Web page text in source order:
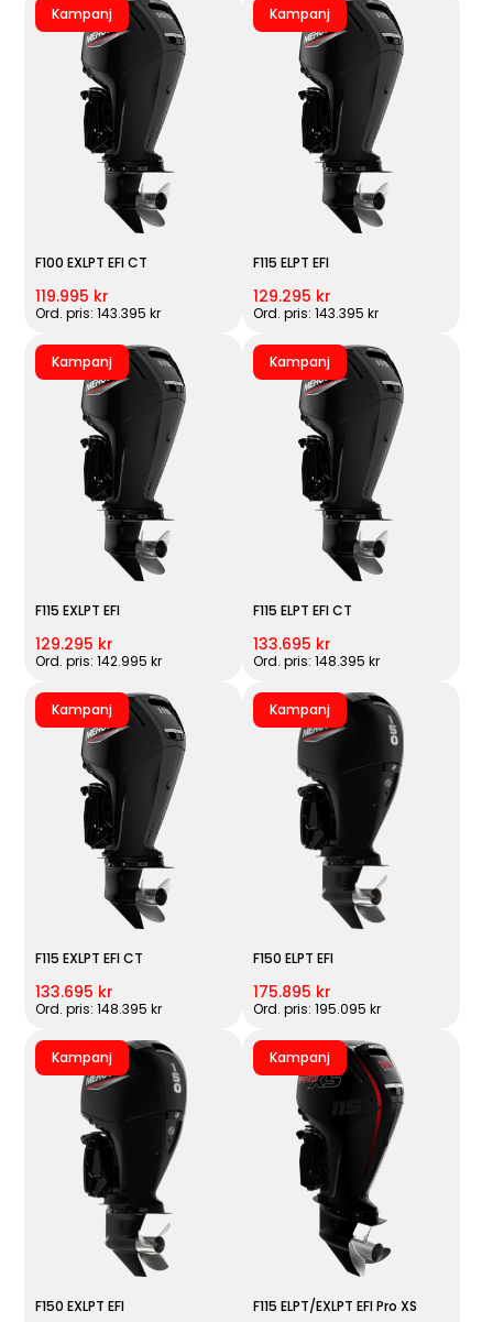
Kampanj
F100 EXLPT EFI CT
119.995 kr
Ord. pris: 143.395 kr
Kampanj
F115 ELPT EFI
129.295 kr
Ord. pris: 143.395 kr
Kampanj
F115 EXLPT EFI
129.295 kr
Ord. pris: 142.995 kr
Kampanj
F115 ELPT EFI CT
133.695 kr
Ord. pris: 148.395 kr
Kampanj
F115 EXLPT EFI CT
133.695 kr
Ord. pris: 148.395 kr
Kampanj
F150 ELPT EFI
175.895 kr
Ord. pris: 195.095 kr
Kampanj
F150 EXLPT EFI
Kampanj
F115 ELPT/EXLPT EFI Pro XS